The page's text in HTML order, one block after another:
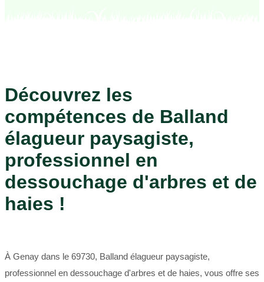
Découvrez les
compétences de Balland
élagueur paysagiste,
professionnel en
dessouchage d'arbres et de
haies !
À Genay dans le 69730, Balland élagueur paysagiste,
professionnel en dessouchage d'arbres et de haies, vous offre ses